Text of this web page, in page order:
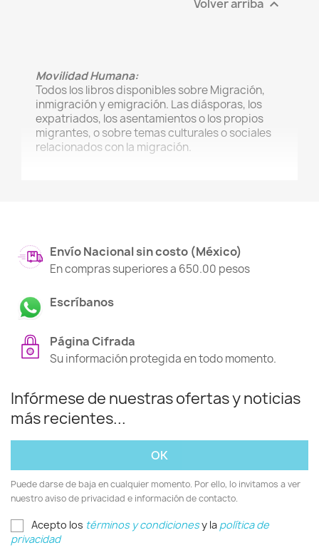
Volver arriba 
Movilidad Humana:
Todos los libros disponibles sobre Migración,
inmigración y emigración. Las diásporas, los
expatriados, los asentamientos o los propios
migrantes, o sobre temas culturales o sociales
relacionados con la migración.
Envío Nacional sin costo (México)
En compras superiores a 650.00 pesos
Escríbanos
Página Cifrada
Su información protegida en todo momento.
Infórmese de nuestras ofertas y noticias
más recientes...
Puede darse de baja en cualquier momento. Por ello, lo invitamos a ver
nuestro aviso de privacidad e información de contacto.
Acepto los términos y condicionesy la política de
privacidad